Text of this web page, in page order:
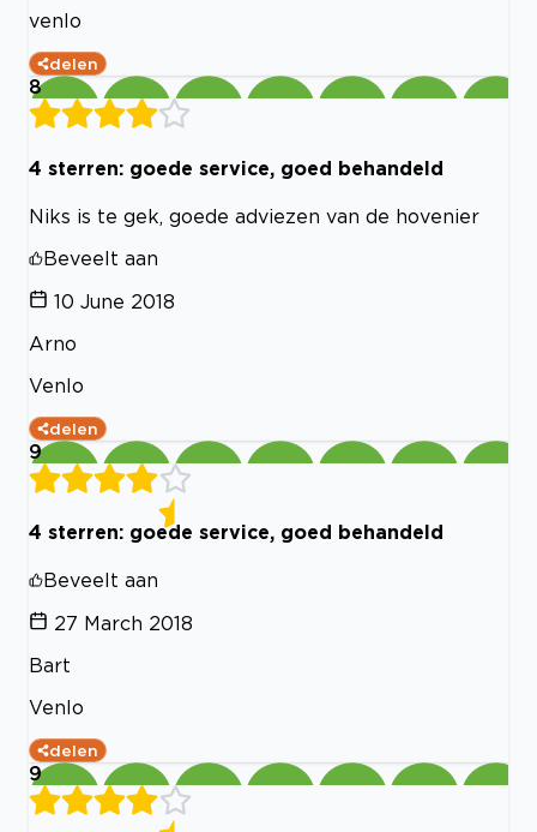
venlo
delen
8
4 sterren: goede service, goed behandeld
Niks is te gek, goede adviezen van de hovenier
Beveelt aan
10 June 2018
Arno
Venlo
delen
9
4 sterren: goede service, goed behandeld
Beveelt aan
27 March 2018
Bart
Venlo
delen
9